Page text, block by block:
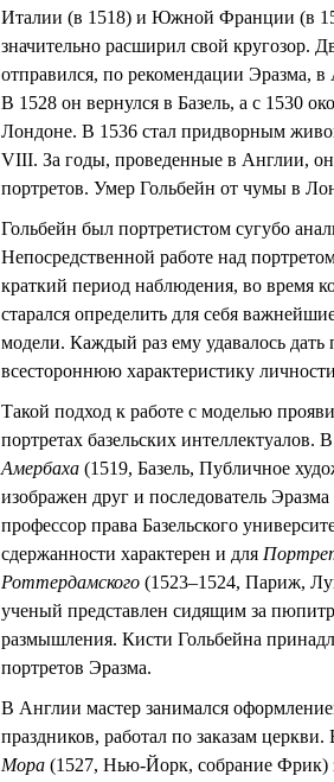
Италии (в 1518) и Южной Франции (в
значительно расширил свой кругозор.
отправился, по рекомендации Эразма,
В 1528 он вернулся в Базель, а с 1530
Лондоне. В 1536 стал придворным
VIII. За годы, проведенные в Англии, он
портретов. Умер Гольбейн от чумы в
Гольбейн был портретистом сугубо
Непосредственной работе над
краткий период наблюдения, во время
старался определить для себя
модели. Каждый раз ему удавалось дать
всестороннюю характеристику
Такой подход к работе с моделью
портретах базельских интеллектуалов.
Амербаха (1519, Базель, Публичное
изображен друг и последователь Эразма
профессор права Базельского
сдержанности характерен и для
Роттердамского (1523–1524, Париж,
ученый представлен сидящим за
размышления. Кисти Гольбейна
портретов Эразма.
В Англии мастер занимался
праздников, работал по заказам
Мора (1527, Нью-Йорк, собрание Фрик)